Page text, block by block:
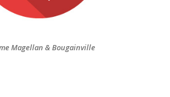
Magellan & Bougainville